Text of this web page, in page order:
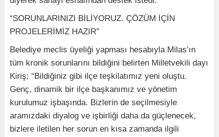
“SORUNLARINIZI BİLİYORUZ. ÇÖZÜM İÇİN
PROJELERİMİZ HAZIR”
Belediye meclis üyeliği yapması hesabıyla Milas’ın
tüm kronik sorunlarını bildiğini belirten Milletvekili dayı
Kiriş; “Bildiğiniz gibi ilçe teşkilatımız yeni oluştu.
Genç, dinamik bir ilçe başkanımız ve yönetim
kurulumuz işbaşında. Bizlerin de seçilmesiyle
aramızdaki diyalog ve işbirliği daha da güçlenecek,
bizlere iletilen her sorun en kısa zamanda ilgili